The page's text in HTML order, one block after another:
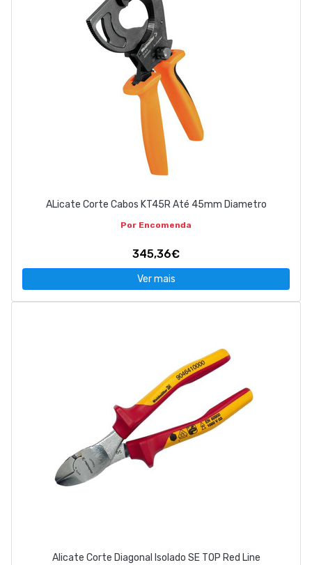
ALicate Corte Cabos KT45R Até 45mm Diametro
Por Encomenda
345,36€
Ver mais
Alicate Corte Diagonal Isolado SE TOP Red Line